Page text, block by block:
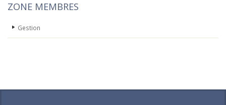
ZONE MEMBRES
Gestion